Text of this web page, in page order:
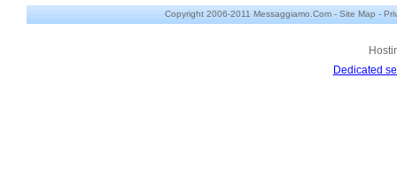
Copyright 2006-2011 Messaggiamo.Com - Site Map -
Dedicated